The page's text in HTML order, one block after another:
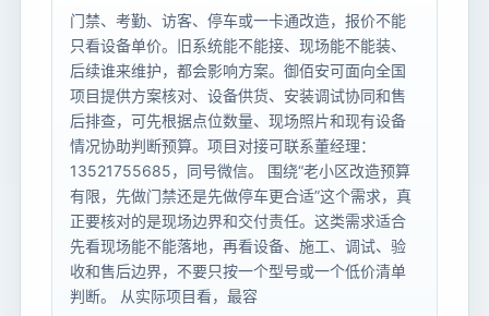
门禁、考勤、访客、停车或一卡通改造，报价不能
只看设备单价。旧系统能不能接、现场能不能装、
后续谁来维护，都会影响方案。御佰安可面向全国
项目提供方案核对、设备供货、安装调试协同和售
后排查，可先根据点位数量、现场照片和现有设备
情况协助判断预算。项目对接可联系董经理：
13521755685，同号微信。 围绕“老小区改造预算
有限，先做门禁还是先做停车更合适”这个需求，真
正要核对的是现场边界和交付责任。这类需求适合
先看现场能不能落地，再看设备、施工、调试、验
收和售后边界，不要只按一个型号或一个低价清单
判断。 从实际项目看，最容